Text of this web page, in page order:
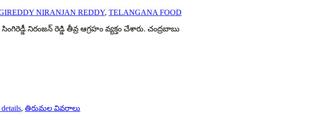
NIRANJAN REDDY, TELANGANA FOOD
నిరంజన్ రెడ్డి తీవ్ర ఆగ్రహం వ్యక్తం చేశారు. చంద్రబాబు
, తిరుమల వివరాలు